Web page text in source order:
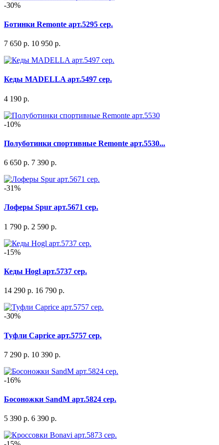
-30%
Ботинки Remonte арт.5295 сер.
7 650 р. 10 950 р.
Кеды MADELLA арт.5497 сер.
4 190 р.
-10%
Полуботинки спортивные Remonte арт.5530...
6 650 р. 7 390 р.
-31%
Лоферы Spur арт.5671 сер.
1 790 р. 2 590 р.
-15%
Кеды Hogl арт.5737 сер.
14 290 р. 16 790 р.
-30%
Туфли Caprice арт.5757 сер.
7 290 р. 10 390 р.
-16%
Босоножки SandM арт.5824 сер.
5 390 р. 6 390 р.